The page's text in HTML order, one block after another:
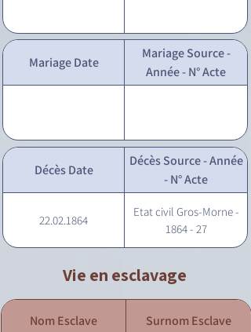
Mariage Date
Mariage Source -
Année - N° Acte
Décès Date
Décès Source - Année
- N° Acte
22.02.1864
Etat civil Gros-Morne -
1864 - 27
Vie en esclavage
Nom Esclave Surnom Esclave